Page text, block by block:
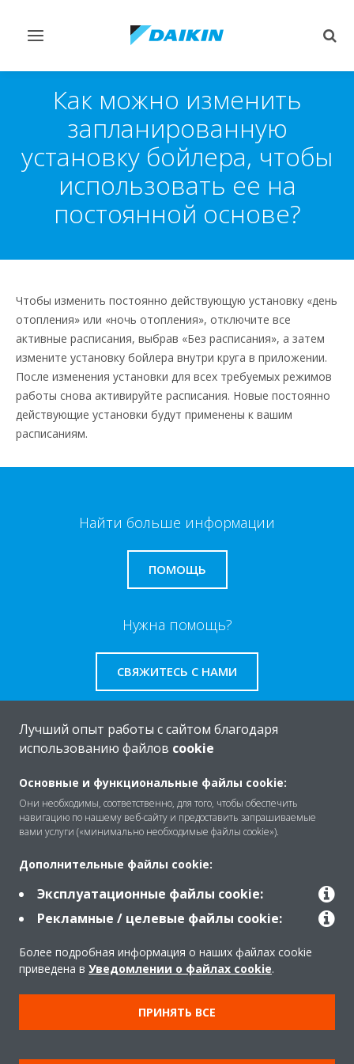
Переключить
Как можно изменить
запланированную
установку бойлера, чтобы
использовать ее на
постоянной основе?
Чтобы изменить постоянно действующую установку «день
отопления» или «ночь отопления», отключите все
активные расписания, выбрав «Без расписания», а затем
измените установку бойлера внутри круга в приложении.
После изменения установки для всех требуемых режимов
работы снова активируйте расписания. Новые постоянно
действующие установки будут применены к вашим
расписаниям.
Найти больше информации
ПОМОЩЬ
Нужна помощь?
СВЯЖИТЕСЬ С НАМИ
Решения
Помощь
Продукты
Copyright © Daikin
Правила
Использование cookie
Конфиденциальность данных
Корпоративная этика
Лучший опыт работы с сайтом благодаря
использованию файлов cookie
Основные и функциональные файлы cookie:
Они необходимы, соответственно, для того, чтобы обеспечить
навигацию по нашему веб-сайту и предоставить запрашиваемые
вами услуги («минимально необходимые файлы cookie»).
Дополнительные файлы cookie:
Эксплуатационные файлы cookie:
Рекламные / целевые файлы cookie:
Более подробная информация о наших файлах cookie
приведена в Уведомлении о файлах cookie.
ПРИНЯТЬ ВСЕ